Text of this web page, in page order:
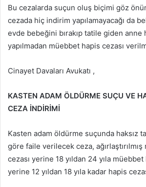
Bu cezalarda suçun oluş biçimi göz
cezada hiç indirim yapılamayacağı da
evde bebeğini bırakıp tatile giden anne
yapılmadan müebbet hapis cezası
Cinayet Davaları Avukatı ,
KASTEN ADAM ÖLDÜRME SUÇU VE
CEZA İNDİRİMİ
Kasten adam öldürme suçunda haksız
göre faile verilecek ceza,
cezası yerine 18 yıldan 24 yıla müebbet
yerine 12 yıldan 18 yıla kadar hapis